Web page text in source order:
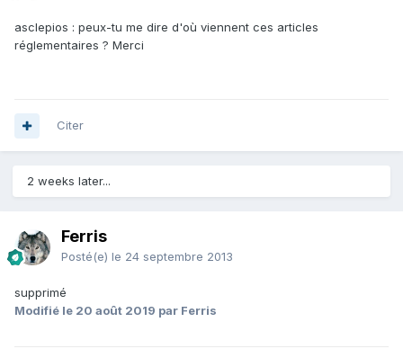
asclepios : peux-tu me dire d'où viennent ces articles
réglementaires ? Merci
Citer
2 weeks later...
Ferris
Posté(e) le 24 septembre 2013
supprimé
Modifié le 20 août 2019 par Ferris